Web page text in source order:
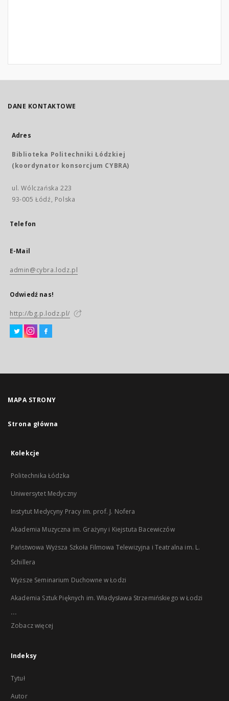
DANE KONTAKTOWE
Adres
Biblioteka Politechniki Łódzkiej
(koordynator konsorcjum CYBRA)
ul. Wólczańska 223
93-005 Łódź, Polska
Telefon
E-Mail
admin@cybra.lodz.pl
Odwiedź nas!
http://bg.p.lodz.pl/
MAPA STRONY
Strona główna
Kolekcje
Politechnika Łódzka
Uniwersytet Medyczny
Instytut Medycyny Pracy im. prof. J. Nofera
Akademia Muzyczna im. Grażyny i Kiejstuta Bacewiczów
Państwowa Wyższa Szkoła Filmowa Telewizyjna i Teatralna im. L.
Schillera
Wyższe Seminarium Duchowne w Łodzi
Akademia Sztuk Pięknych im. Władysława Strzemińskiego w Łodzi
...
Zobacz więcej
Indeksy
Tytuł
Autor